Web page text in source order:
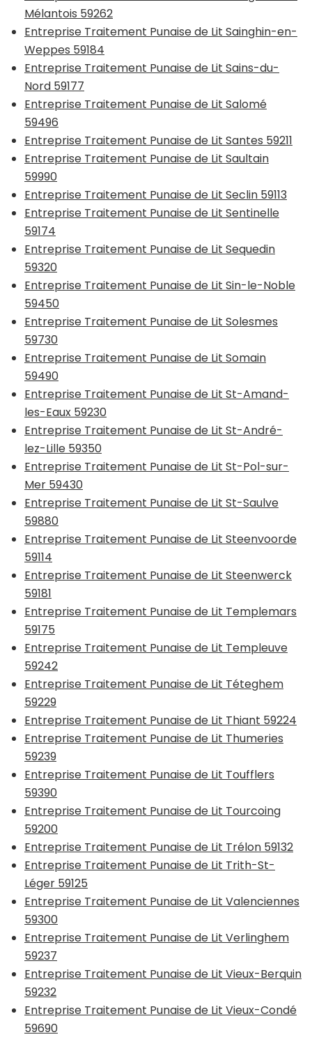
Mélantois 59262
Entreprise Traitement Punaise de Lit Sainghin-en-
Weppes 59184
Entreprise Traitement Punaise de Lit Sains-du-
Nord 59177
Entreprise Traitement Punaise de Lit Salomé
59496
Entreprise Traitement Punaise de Lit Santes 59211
Entreprise Traitement Punaise de Lit Saultain
59990
Entreprise Traitement Punaise de Lit Seclin 59113
Entreprise Traitement Punaise de Lit Sentinelle
59174
Entreprise Traitement Punaise de Lit Sequedin
59320
Entreprise Traitement Punaise de Lit Sin-le-Noble
59450
Entreprise Traitement Punaise de Lit Solesmes
59730
Entreprise Traitement Punaise de Lit Somain
59490
Entreprise Traitement Punaise de Lit St-Amand-
les-Eaux 59230
Entreprise Traitement Punaise de Lit St-André-
lez-Lille 59350
Entreprise Traitement Punaise de Lit St-Pol-sur-
Mer 59430
Entreprise Traitement Punaise de Lit St-Saulve
59880
Entreprise Traitement Punaise de Lit Steenvoorde
59114
Entreprise Traitement Punaise de Lit Steenwerck
59181
Entreprise Traitement Punaise de Lit Templemars
59175
Entreprise Traitement Punaise de Lit Templeuve
59242
Entreprise Traitement Punaise de Lit Téteghem
59229
Entreprise Traitement Punaise de Lit Thiant 59224
Entreprise Traitement Punaise de Lit Thumeries
59239
Entreprise Traitement Punaise de Lit Toufflers
59390
Entreprise Traitement Punaise de Lit Tourcoing
59200
Entreprise Traitement Punaise de Lit Trélon 59132
Entreprise Traitement Punaise de Lit Trith-St-
Léger 59125
Entreprise Traitement Punaise de Lit Valenciennes
59300
Entreprise Traitement Punaise de Lit Verlinghem
59237
Entreprise Traitement Punaise de Lit Vieux-Berquin
59232
Entreprise Traitement Punaise de Lit Vieux-Condé
59690